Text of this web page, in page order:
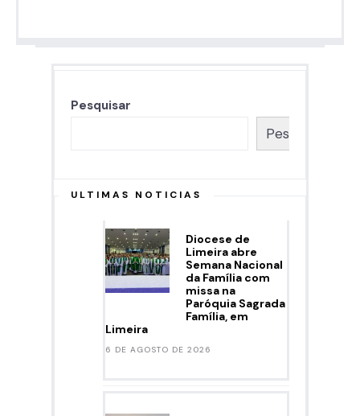
Pesquisar
Pesquisar
ULTIMAS NOTICIAS
Diocese de
Limeira abre
Semana Nacional
da Família com
missa na
Paróquia Sagrada
Família, em
Limeira
6 DE AGOSTO DE 2026